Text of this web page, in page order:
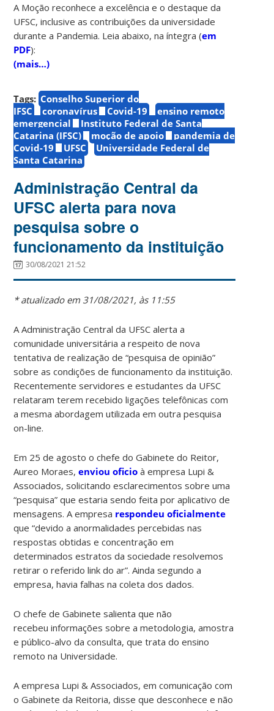
A Moção reconhece a excelência e o destaque da
UFSC, inclusive as contribuições da universidade
durante a Pandemia. Leia abaixo, na íntegra (em
PDF):
(mais…)
Tags: Conselho Superior do
IFSC
coronavírus Covid-19
ensino remoto
emergencial
Instituto Federal de Santa
Catarina (IFSC)
moção de apoio
pandemia de
Covid-19
UFSC
Universidade Federal de
Santa Catarina
Administração Central da
UFSC alerta para nova
pesquisa sobre o
funcionamento da instituição
30/08/2021 21:52
* atualizado em 31/08/2021, às 11:55
A Administração Central da UFSC alerta a
comunidade universitária a respeito de nova
tentativa de realização de “pesquisa de opinião”
sobre as condições de funcionamento da instituição.
Recentemente servidores e estudantes da UFSC
relataram terem recebido ligações telefônicas com
a mesma abordagem utilizada em outra pesquisa
on-line.
Em 25 de agosto o chefe do Gabinete do Reitor,
Aureo Moraes,enviou oficio à empresa Lupi &
Associados, solicitando esclarecimentos sobre uma
“pesquisa” que estaria sendo feita por aplicativo de
mensagens. A empresa respondeu oficialmente
que “devido a anormalidades percebidas nas
respostas obtidas e concentração em
determinados estratos da sociedade resolvemos
retirar o referido link do ar”. Ainda segundo a
empresa, havia falhas na coleta dos dados.
O chefe de Gabinete salienta que não
recebeu informações sobre a metodologia, amostra
e público-alvo da consulta, que trata do ensino
remoto na Universidade.
A empresa Lupi & Associados, em comunicação com
o Gabinete da Reitoria, disse que desconhece e não